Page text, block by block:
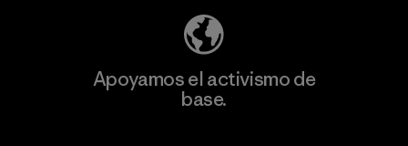
Apoyamos el activismo de
base.